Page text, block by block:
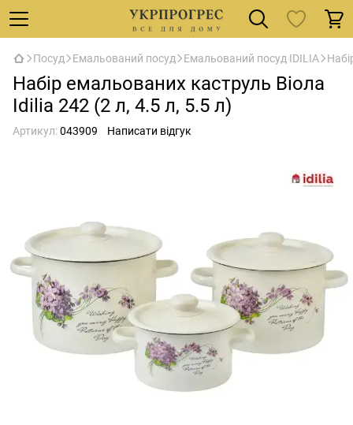
Посуд Емальований посуд Емальований посуд IDILIA
Набір емальованих каструль Віола
Idilia 242 (2 л, 4.5 л, 5.5 л)
Артикул:043909 Написати відгук